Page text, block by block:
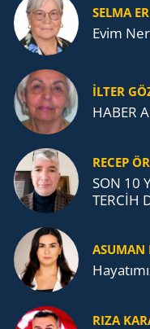
SELMA
Evim
İLTER
HABER
RECEP
SON 10
TERCİH
ASUMAN
RIZA